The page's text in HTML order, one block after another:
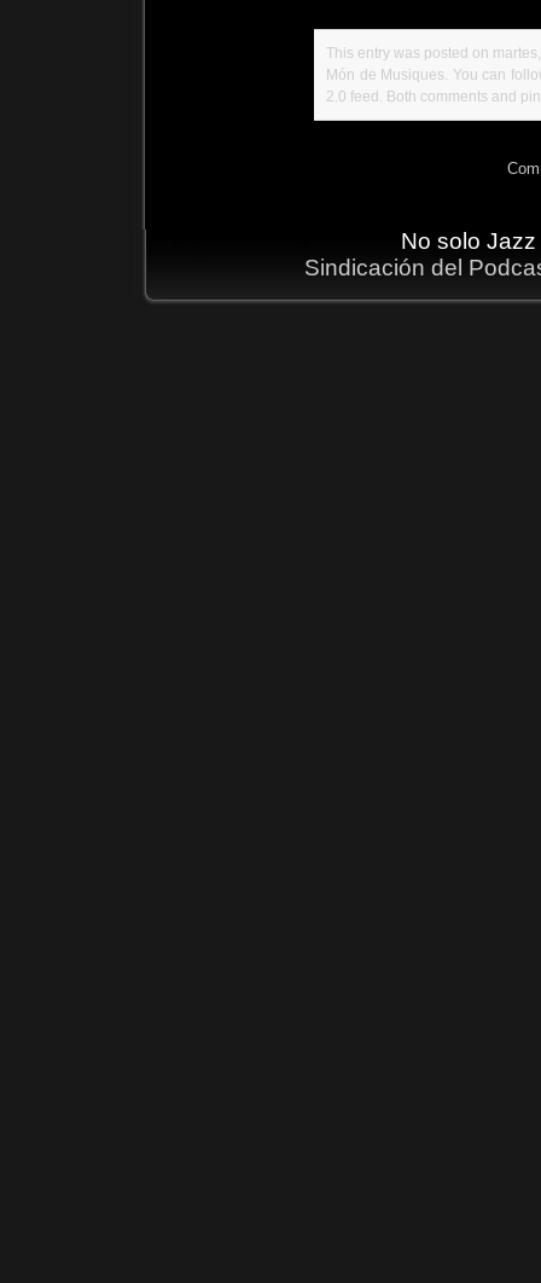
This entry was posted on
Món de Musiques. You can
2.0 feed. Both comments and
No solo
Sindicación del